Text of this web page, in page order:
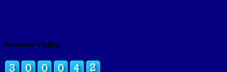
Nuestras Visitas